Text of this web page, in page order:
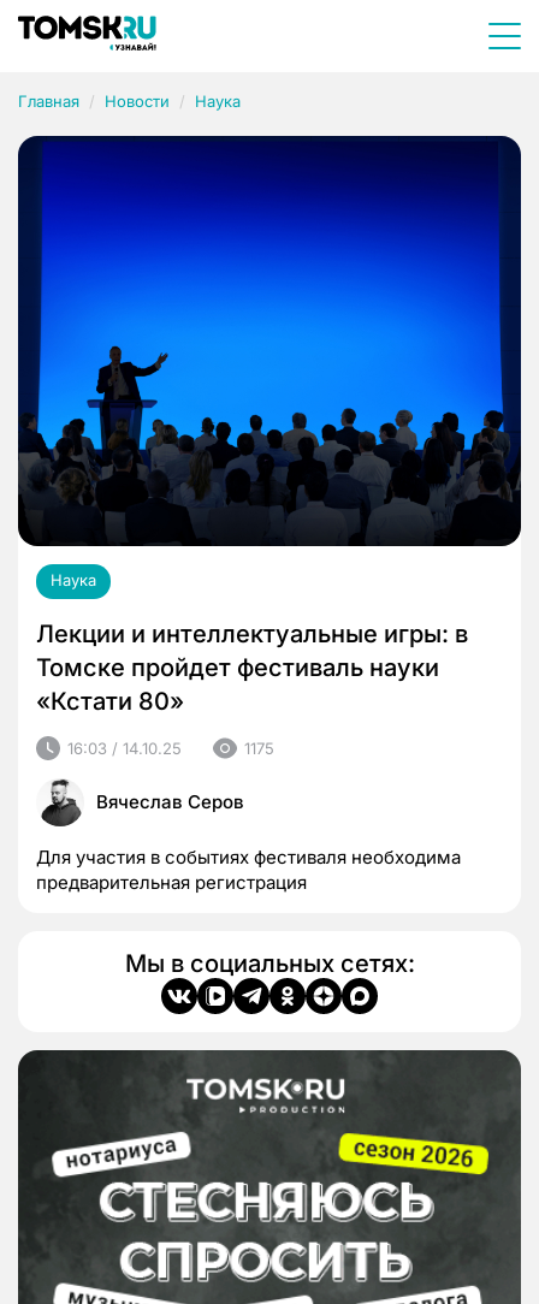
Главная Новости Наука
Наука
Лекции и интеллектуальные игры: в
Томске пройдет фестиваль науки
«Кстати 80»
16:03 / 14.10.25 1175
Вячеслав Серов
Для участия в событиях фестиваля необходима
предварительная регистрация
Мы в социальных сетях: